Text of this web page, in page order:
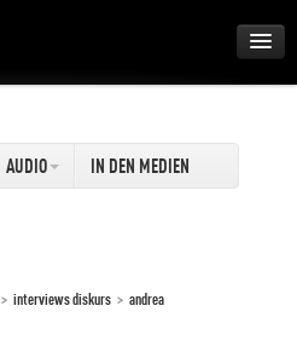
AUDIO IN DEN MEDIEN
> interviews diskurs > andrea